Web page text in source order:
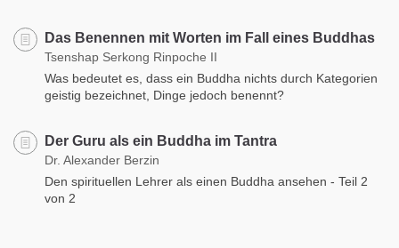
Das Benennen mit Worten im Fall eines Buddhas
Tsenshap Serkong Rinpoche II
Was bedeutet es, dass ein Buddha nichts durch Kategorien
geistig bezeichnet, Dinge jedoch benennt?
Der Guru als ein Buddha im Tantra
Dr. Alexander Berzin
Den spirituellen Lehrer als einen Buddha ansehen - Teil 2
von 2